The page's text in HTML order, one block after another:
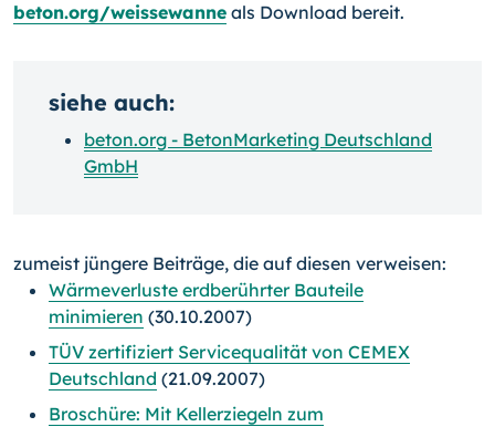
beton.org/weissewanne als Download bereit.
siehe auch:
beton.org - BetonMarketing Deutschland
GmbH
zumeist jüngere Beiträge, die auf diesen verweisen:
Wärmeverluste erdberührter Bauteile
minimieren (30.10.2007)
TÜV zertifiziert Servicequalität von CEMEX
Deutschland (21.09.2007)
Broschüre: Mit Kellerziegeln zum